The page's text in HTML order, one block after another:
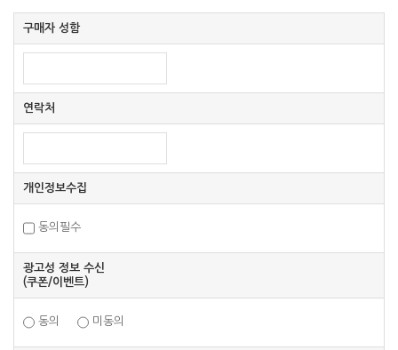
구매자 성함
연락처
개인정보수집
동의필수
광고성 정보 수신
(쿠폰/이벤트)
동의 미동의